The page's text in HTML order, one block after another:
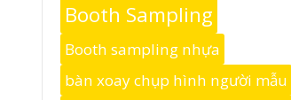
Booth Sampling
Booth sampling nhựa
bàn xoay chụp hình người mẫu